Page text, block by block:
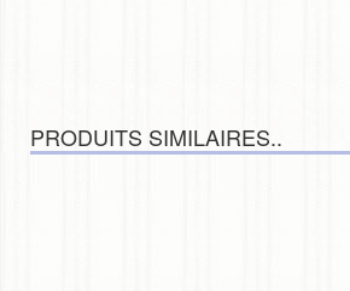
PRODUITS SIMILAIRES..